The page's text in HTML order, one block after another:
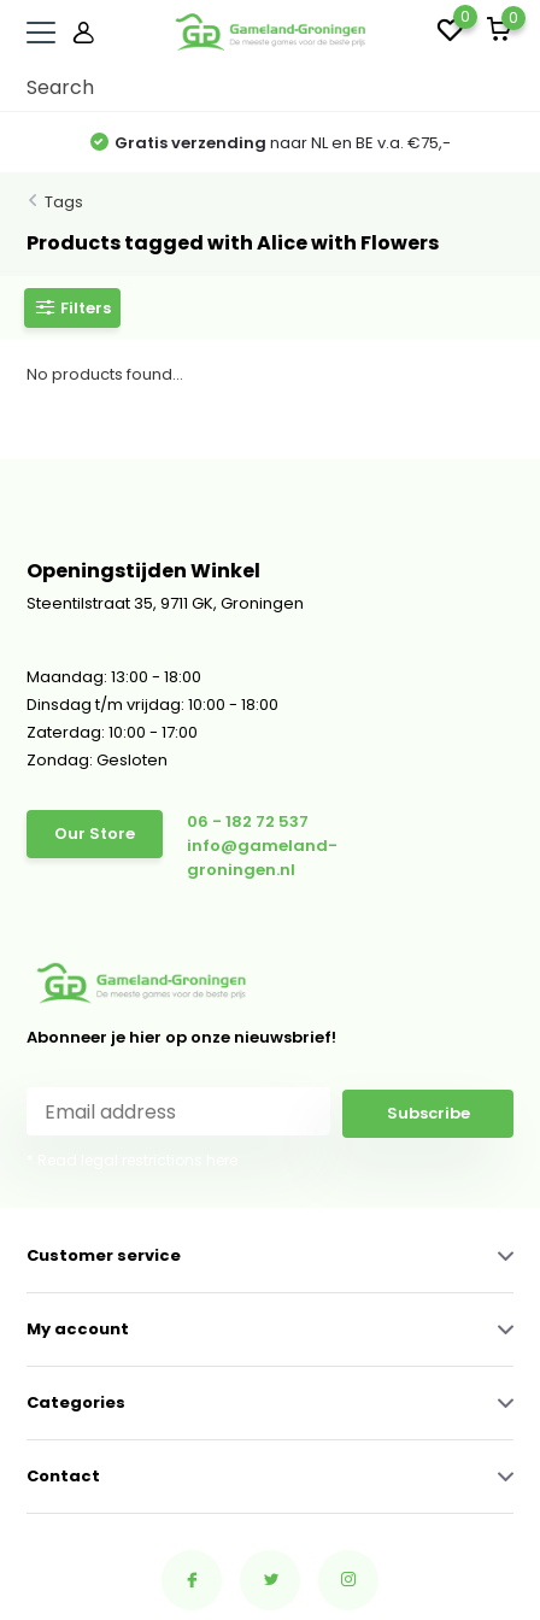
0 0
Gratis verzending naar NL en BE v.a. €75,-
Tags
Products tagged with Alice with Flowers
Filters
No products found...
Openingstijden Winkel
Steentilstraat 35, 9711 GK, Groningen
Maandag: 13:00 - 18:00
Dinsdag t/m vrijdag: 10:00 - 18:00
Zaterdag: 10:00 - 17:00
Zondag: Gesloten
Our Store
06 - 182 72 537
info@gameland-
groningen.nl
Abonneer je hier op onze nieuwsbrief!
Subscribe
Customer service
My account
Categories
Contact